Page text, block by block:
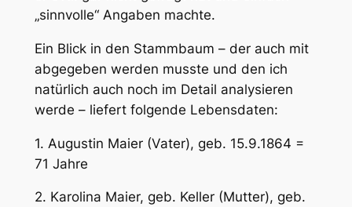
„sinnvolle“ Angaben machte.
Ein Blick in den Stammbaum – der auch mit
abgegeben werden musste und den ich
natürlich auch noch im Detail analysieren
werde – liefert folgende Lebensdaten:
1. Augustin Maier (Vater), geb. 15.9.1864 =
71 Jahre
2. Karolina Maier, geb. Keller (Mutter), geb.